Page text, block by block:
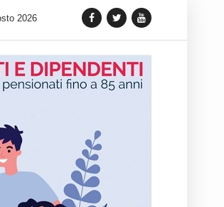
Limited Edition del Carrera Chronograph in
2026